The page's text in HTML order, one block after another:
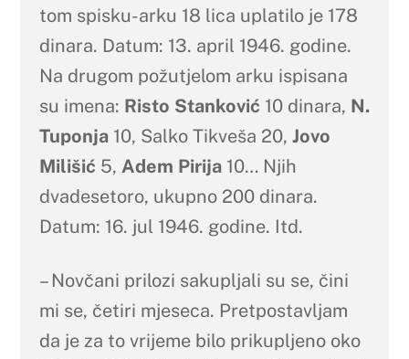
tom spisku-arku 18 lica uplatilo je 178
dinara. Datum: 13. april 1946. godine.
Na drugom požutjelom arku ispisana
su imena: Risto Stanković 10 dinara, N.
Tuponja 10, Salko Tikveša 20, Jovo
Milišić 5, Adem Pirija10… Njih
dvadesetoro, ukupno 200 dinara.
Datum: 16. jul 1946. godine. Itd.
– Novčani prilozi sakupljali su se, čini
mi se, četiri mjeseca. Pretpostavljam
da je za to vrijeme bilo prikupljeno oko